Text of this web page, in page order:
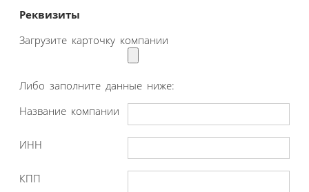
Реквизиты
Загрузите карточку компании
Либо заполните данные ниже:
Название компании
ИНН
КПП